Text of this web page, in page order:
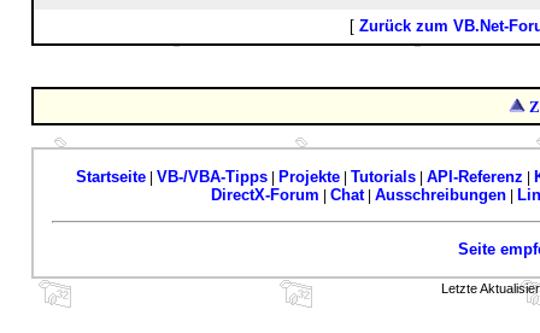
[ Zurück zum VB.Net-
Startseite| VB-/VBA-Tipps| Projekte| Tutorials| API-Referenz
DirectX-Forum
Chat| Ausschreibungen
Seite
Letzte